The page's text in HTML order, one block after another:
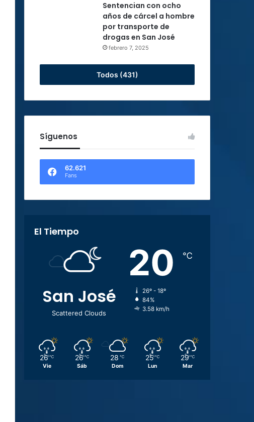
Sentencian con ocho
años de cárcel a hombre
por transporte de
drogas en San José
febrero 7, 2025
Todos (431)
Síguenos
62.621
Fans
El Tiempo
San José
Scattered Clouds
20 ℃
26º - 18º
84%
3.58 km/h
26 ℃
Vie
26 ℃
Sáb
28 ℃
Dom
25 ℃
Lun
29 ℃
Mar